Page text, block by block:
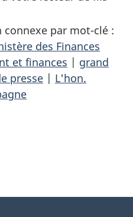
par mot-clé :
des Finances
et finances | grand
presse | L'hon.